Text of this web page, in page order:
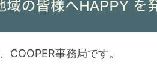
COOPER事務局です。